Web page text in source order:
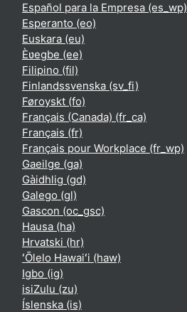
Español para la Empresa ‎(es_wp)‎
Esperanto ‎(eo)‎
Euskara ‎(eu)‎
Èʋegbe ‎(ee)‎
Filipino ‎(fil)‎
Finlandssvenska ‎(sv_fi)‎
Føroyskt ‎(fo)‎
Français (Canada) ‎(fr_ca)‎
Français ‎(fr)‎
Français pour Workplace ‎(fr_wp)‎
Gaeilge ‎(ga)‎
Gàidhlig ‎(gd)‎
Galego ‎(gl)‎
Gascon ‎(oc_gsc)‎
Hausa ‎(ha)‎
Hrvatski ‎(hr)‎
ʻŌlelo Hawaiʻi ‎(haw)‎
Igbo ‎(ig)‎
isiZulu ‎(zu)‎
Íslenska ‎(is)‎